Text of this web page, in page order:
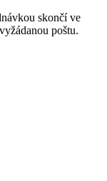
skončí ve
poštu.